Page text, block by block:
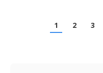
1 2 3